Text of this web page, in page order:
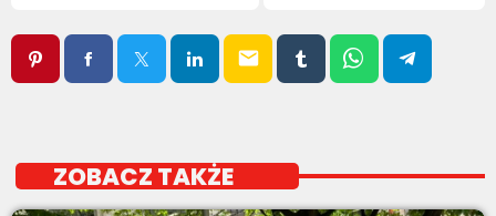
email
ZOBACZ TAKŻE